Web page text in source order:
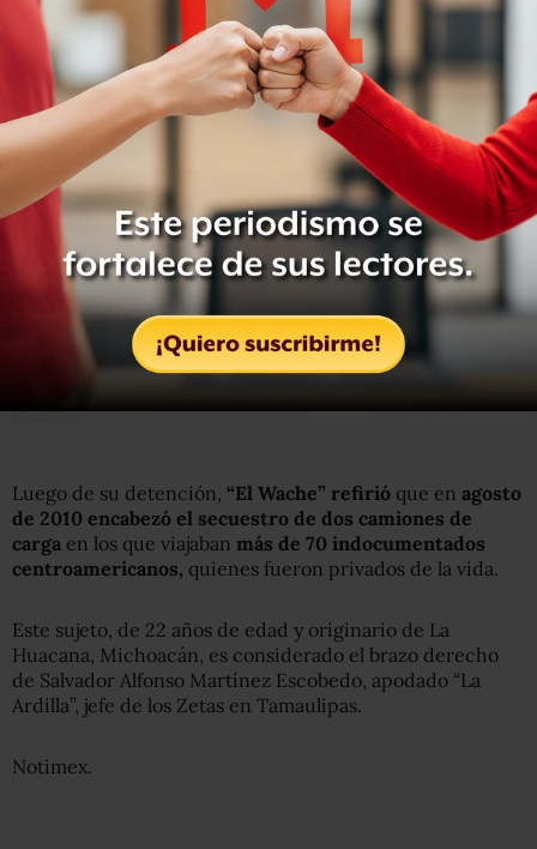
junio en Fresnillo, Zacatecas, por elementos de la Policía
Federal, quienes los pusieron a disposición de la
Representación Social de la Federación.
Luego de su detención, “El Wache” refirió que en agosto
de 2010 encabezó el secuestro de dos camiones de
carga en los que viajaban más de 70 indocumentados
centroamericanos, quienes fueron privados de la vida.
Este sujeto, de 22 años de edad y originario de La
Huacana, Michoacán, es considerado el brazo derecho
de Salvador Alfonso Martínez Escobedo, apodado “La
Ardilla”, jefe de los Zetas en Tamaulipas.
Notimex.